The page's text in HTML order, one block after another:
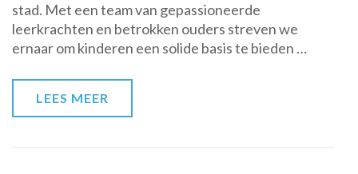
Leeromgeving
voor
Kinderen
stad. Met een team van gepassioneerde
leerkrachten en betrokken ouders streven we
ernaar om kinderen een solide basis te bieden …
LEES MEER